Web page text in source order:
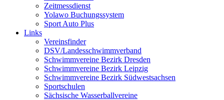
Zeitmessdienst
Yolawo Buchungssystem
Sport Auto Plus
Links
Vereinsfinder
DSV/Landesschwimmverband
Schwimmvereine Bezirk Dresden
Schwimmvereine Bezirk Leipzig
Schwimmvereine Bezirk Südwestsachsen
Sportschulen
Sächsische Wasserballvereine